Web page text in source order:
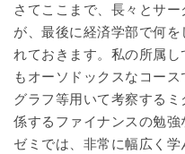
さてここまで、長々とサ
が、最後に経済学部で何
れておきます。私の所属
もオーソドックスなコー
グラフ等用いて考察する
係するファイナンスの勉
ゼミでは、非常に幅広く